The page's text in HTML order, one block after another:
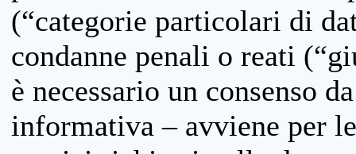
(“categorie particolari di
condanne penali o reati
è necessario un consenso
informativa – avviene per